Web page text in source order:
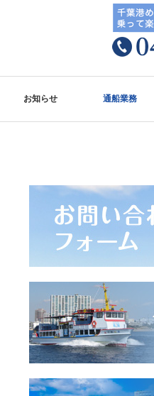
お知らせ 通船業務